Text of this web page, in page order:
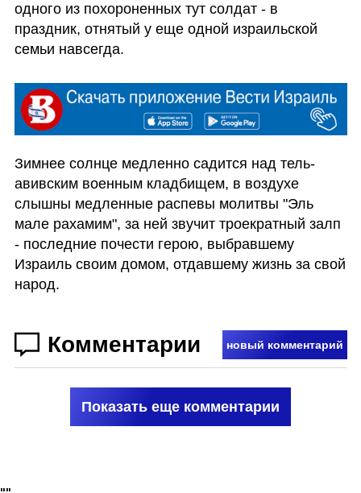
одного из похороненных тут солдат - в
праздник, отнятый у еще одной израильской
семьи навсегда.
Зимнее солнце медленно садится над тель-
авивским военным кладбищем, в воздухе
слышны медленные распевы молитвы "Эль
мале рахамим", за ней звучит троекратный залп
- последние почести герою, выбравшему
Израиль своим домом, отдавшему жизнь за свой
народ.
Комментарии новый комментарий
Показать еще комментарии